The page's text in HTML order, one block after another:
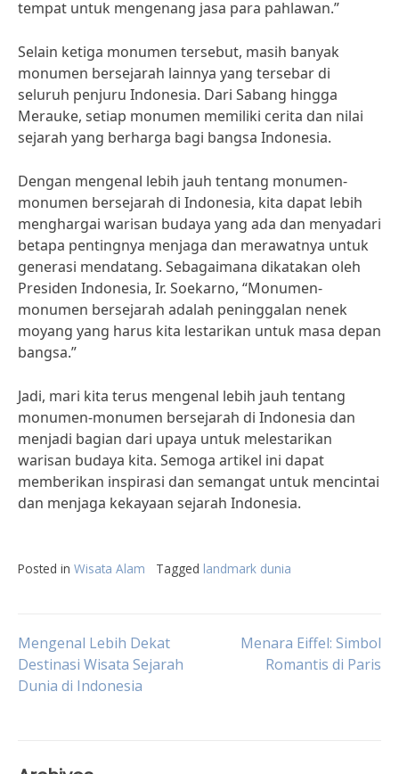
tempat untuk mengenang jasa para pahlawan.”
Selain ketiga monumen tersebut, masih banyak
monumen bersejarah lainnya yang tersebar di
seluruh penjuru Indonesia. Dari Sabang hingga
Merauke, setiap monumen memiliki cerita dan nilai
sejarah yang berharga bagi bangsa Indonesia.
Dengan mengenal lebih jauh tentang monumen-
monumen bersejarah di Indonesia, kita dapat lebih
menghargai warisan budaya yang ada dan menyadari
betapa pentingnya menjaga dan merawatnya untuk
generasi mendatang. Sebagaimana dikatakan oleh
Presiden Indonesia, Ir. Soekarno, “Monumen-
monumen bersejarah adalah peninggalan nenek
moyang yang harus kita lestarikan untuk masa depan
bangsa.”
Jadi, mari kita terus mengenal lebih jauh tentang
monumen-monumen bersejarah di Indonesia dan
menjadi bagian dari upaya untuk melestarikan
warisan budaya kita. Semoga artikel ini dapat
memberikan inspirasi dan semangat untuk mencintai
dan menjaga kekayaan sejarah Indonesia.
Posted in Wisata Alam Tagged landmark dunia
Post
navigation
Mengenal Lebih Dekat
Destinasi Wisata Sejarah
Dunia di Indonesia
Menara Eiffel: Simbol
Romantis di Paris